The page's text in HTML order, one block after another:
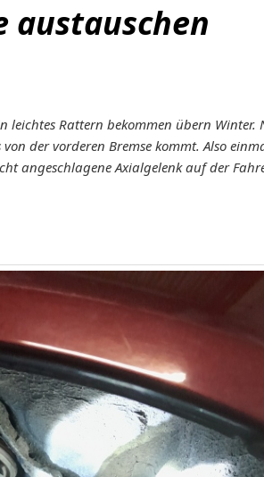
austauschen
leichtes Rattern bekommen übern Winter.
der vorderen Bremse kommt. Also
angeschlagene Axialgelenk auf der